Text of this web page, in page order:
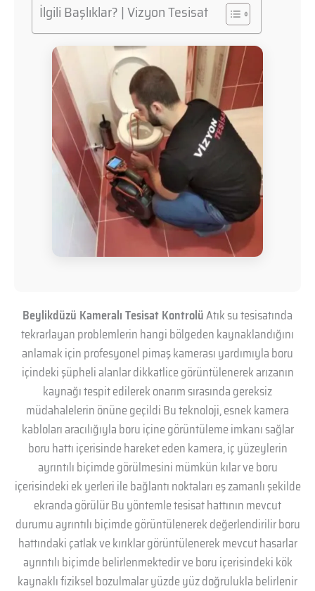
İlgili Başlıklar? | Vizyon Tesisat
Beylikdüzü Kameralı Tesisat KontrolüAtık su tesisatında
tekrarlayan problemlerin hangi bölgeden kaynaklandığını
anlamak için profesyonel pimaş kamerası yardımıyla boru
içindeki şüpheli alanlar dikkatlice görüntülenerek arızanın
kaynağı tespit edilerek onarım sırasında gereksiz
müdahalelerin önüne geçildi Bu teknoloji, esnek kamera
kabloları aracılığıyla boru içine görüntüleme imkanı sağlar
boru hattı içerisinde hareket eden kamera, iç yüzeylerin
ayrıntılı biçimde görülmesini mümkün kılar ve boru
içerisindeki ek yerleri ile bağlantı noktaları eş zamanlı şekilde
ekranda görülür Bu yöntemle tesisat hattının mevcut
durumu ayrıntılı biçimde görüntülenerek değerlendirilir boru
hattındaki çatlak ve kırıklar görüntülenerek mevcut hasarlar
ayrıntılı biçimde belirlenmektedir ve boru içerisindeki kök
kaynaklı fiziksel bozulmalar yüzde yüz doğrulukla belirlenir